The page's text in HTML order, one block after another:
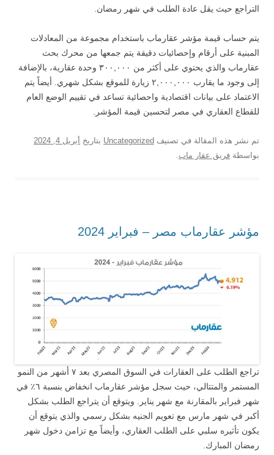
التراجع حيث يقل عادة الطلب في شهر رمضان.
يتم حساب قيمة مؤشر عقارماب باستخدام مجموعة من المعادلات
المبنية على أرقام وإحصائيات دقيقة يتم جمعها من محرك بحث
عقارماب والذي يحتوي على أكثر من ٣٠٠,٠٠٠ وحدة عقارية، بالإضافة
إلى وجود ما يقارب ٢,٠٠٠,٠٠٠ زيارة للموقع بشكل شهري. أيضاً يتم
الاعتماد على بيانات اقتصادية واحصائية تساعد في تقييم الوضع العام
للقطاع العقاري في مصر لتحسين قيمة المؤشر.
تم نشر هذه المقالة في تصنيف Uncategorized بتاريخ أبريل 4, 2024
بواسطة فريق عقار ماب.
مؤشر عقارماب مصر – فبراير 2024
تراجع الطلب على العقارات في السوق المصري بعد ٧ أشهر من النمو
المستمر والمتتالي، حيث سجل مؤشر عقارماب انخفاض بنسبة ٦٪ في
شهر فبراير بالمقارنة مع شهر يناير. ويتوقع أن يتراجع الطلب بشكل
أكبر في شهر مارس مع تعويم الجنيه بشكل رسمي والذي يتوقع أن
يكون تأثيره سلبي على الطلب العقاري، وأيضاً مع تزامن دخول شهر
رمضان المبارك.